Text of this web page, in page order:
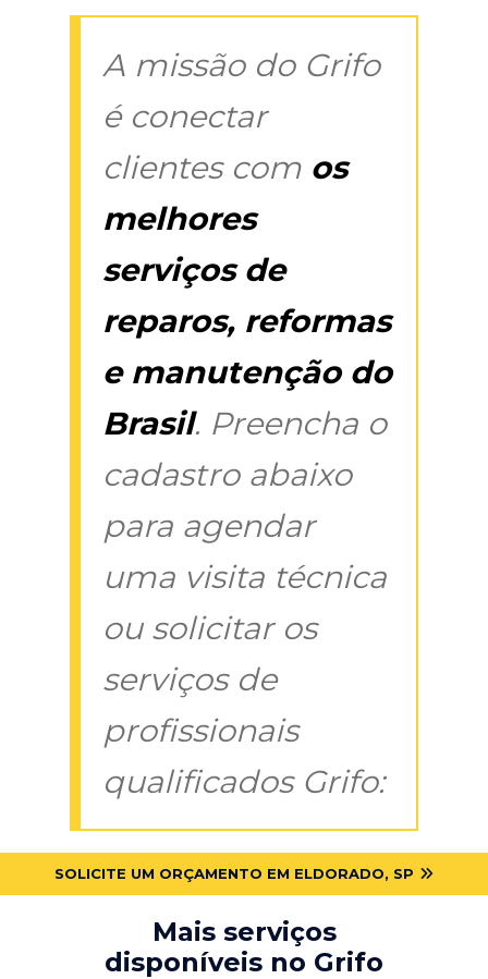
A missão do Grifo
é conectar
clientes com os
melhores
serviços de
reparos, reformas
e manutenção do
Brasil. Preencha o
cadastro abaixo
para agendar
uma visita técnica
ou solicitar os
serviços de
profissionais
qualificados Grifo:
SOLICITE UM ORÇAMENTO EM ELDORADO, SP
Mais serviços
disponíveis no Grifo